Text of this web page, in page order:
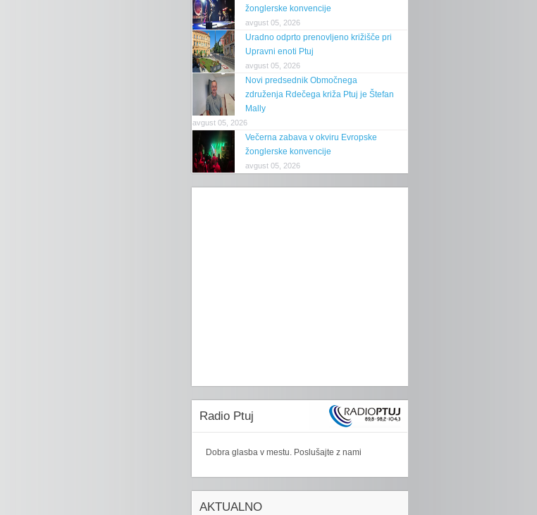
žonglerske konvencije
avgust 05, 2026
Uradno odprto prenovljeno križišče pri
Upravni enoti Ptuj
avgust 05, 2026
Novi predsednik Območnega
združenja Rdečega križa Ptuj je Štefan
Mally
avgust 05, 2026
Večerna zabava v okviru Evropske
žonglerske konvencije
avgust 05, 2026
Radio Ptuj
Dobra glasba v mestu. Poslušajte z nami
AKTUALNO